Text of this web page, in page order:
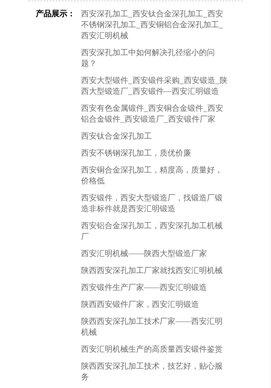
产品展示：
西安深孔加工_西安钛合金深孔加工_西安
不锈钢深孔加工_西安铜铝合金深孔加工_
西安汇明机械
西安深孔加工中如何解决孔径缩小的问
题？
西安大型锻件_西安锻件采购_西安锻造_陕
西大型锻造厂_西安锻件—西安汇明锻造
西安有色金属锻件_西安铜合金锻件_西安
铝合金锻件_西安锻造厂_西安锻件厂家
西安钛合金深孔加工
西安不锈钢深孔加工，质优价廉
西安铜合金深孔加工，精度高，质量好，
价格低
西安锻件，西安大型锻造厂，找锻造厂锻
造非标件就是西安汇明锻造
西安铝合金深孔加工，西安深孔加工机械
厂
西安汇明机械——陕西大型锻造厂家
陕西西安深孔加工厂家就找西安汇明机械
西安锻件生产厂家——西安汇明锻造
陕西西安锻件厂家，西安汇明锻造
陕西西安深孔加工技术厂家——西安汇明
机械
西安汇明机械生产的高质量西安锻件鉴赏
陕西西安深孔加工技术，技艺好，贴心服
务